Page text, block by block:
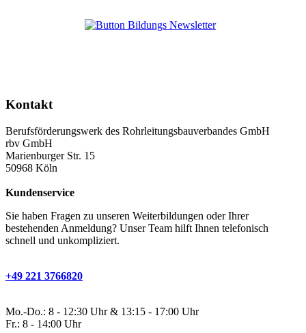
Kontakt
Berufsförderungswerk des Rohrleitungsbauverbandes GmbH
rbv GmbH
Marienburger Str. 15
50968 Köln
Kundenservice
Sie haben Fragen zu unseren Weiterbildungen oder Ihrer
bestehenden Anmeldung? Unser Team hilft Ihnen telefonisch
schnell und unkompliziert.
+49 221 3766820
Mo.-Do.: 8 - 12:30 Uhr & 13:15 - 17:00 Uhr
Fr.: 8 - 14:00 Uhr